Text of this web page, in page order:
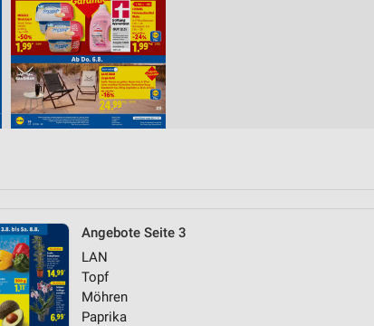
Angebote Seite 3
LAN
Topf
Möhren
Paprika
Daten aus verschiedenen